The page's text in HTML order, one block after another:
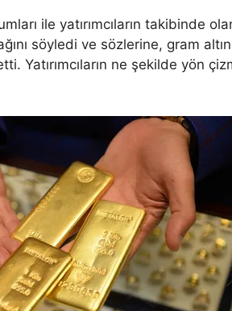
ile yatırımcıların takibinde
söyledi ve sözlerine, gram
Yatırımcıların ne şekilde yön